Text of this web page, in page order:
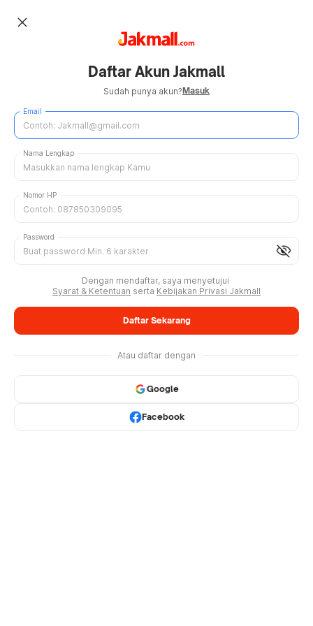
close
Daftar Akun Jakmall
Sudah punya akun?Masuk
Email
Nama Lengkap
Nomor HP
visibility_off
Password
Dengan mendaftar, saya menyetujui
Syarat & Ketentuan serta Kebijakan Privasi Jakmall
Daftar Sekarang
Atau daftar dengan
Google
Facebook